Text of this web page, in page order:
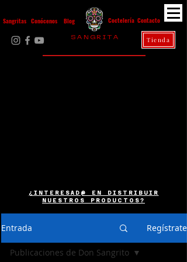
Sangritas Conócenos Contacto
Blog Coctelería
Tienda
S A N G R I T A
¿INTERESAD@ EN DISTRIBUIR
NUESTROS PRODUCTOS?
Entrada Regístrate
Publicaciones de Don Sangrito